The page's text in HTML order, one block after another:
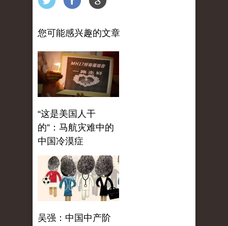
您可能感兴趣的文章
“这是美国人干
的”：马航灾难中的
中国冷漠症
吴强：中国中产阶